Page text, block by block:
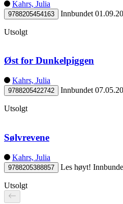
Kahrs, Julia
9788205454163 Innbundet
Utsolgt
Øst for Dunkelpiggen
Kahrs, Julia
9788205422742 Innbundet
Utsolgt
Sølvrevene
Kahrs, Julia
9788205388857 Les høyt!
Utsolgt